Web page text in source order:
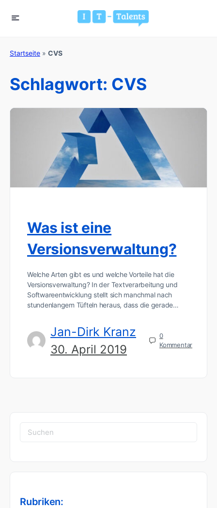
Startseite » CVS
Schlagwort: CVS
Was ist eine
Versionsverwaltung?
Welche Arten gibt es und welche Vorteile hat die
Versionsverwaltung? In der Textverarbeitung und
Softwareentwicklung stellt sich manchmal nach
stundenlangem Tüfteln heraus, dass die gerade…
Jan-Dirk Kranz
30. April 2019
0
Kommentar
Suchen
nach:
Rubriken: